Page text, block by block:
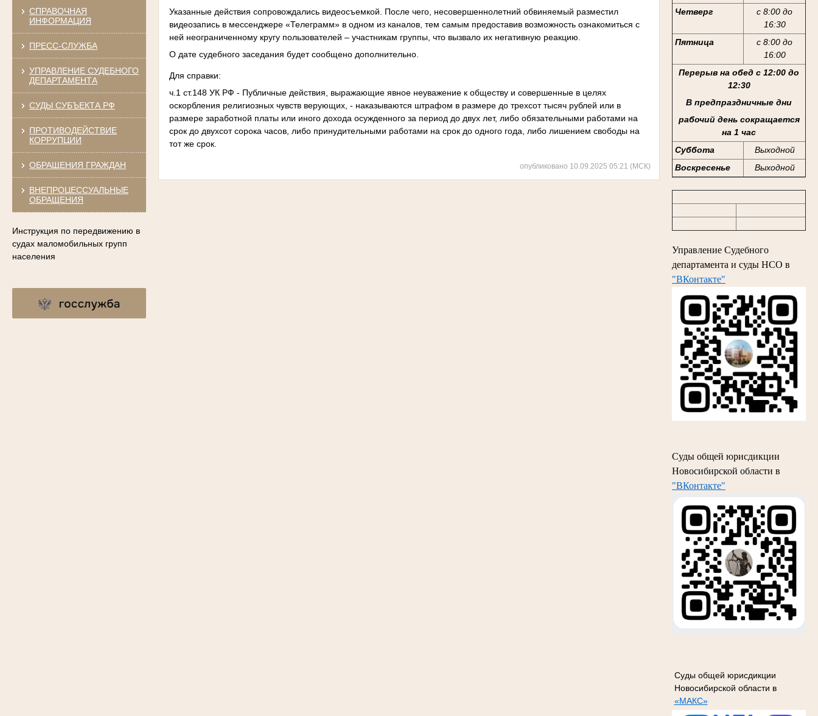
СПРАВОЧНАЯ
ИНФОРМАЦИЯ
ПРЕСС-СЛУЖБА
УПРАВЛЕНИЕ СУДЕБНОГО
ДЕПАРТАМЕНТА
СУДЫ СУБЪЕКТА РФ
ПРОТИВОДЕЙСТВИЕ
КОРРУПЦИИ
ОБРАЩЕНИЯ ГРАЖДАН
ВНЕПРОЦЕССУАЛЬНЫЕ
ОБРАЩЕНИЯ
Инструкция по передвижению в
судах маломобильных групп
населения
Четверг
с 8:00 до
16:30
Пятница
с 8:00 до
16:00
Перерыв на обед с 12:00 до
12:30
В предпраздничные дни
рабочий день сокращается
на 1 час
Суббота
Выходной
Воскресенье
Выходной
Управление Судебного
департамента и суды НСО в
"ВКонтакте"
Суды общей юрисдикции
Новосибирской области в
"ВКонтакте"
Суды общей юрисдикции
Новосибирской области в
«МАКС»
Указанные действия сопровождались видеосъемкой. После чего, несовершеннолетний обвиняемый разместил
видеозапись в мессенджере «Телеграмм» в одном из каналов, тем самым предоставив возможность ознакомиться с
ней неограниченному кругу пользователей – участникам группы, что вызвало их негативную реакцию.
О дате судебного заседания будет сообщено дополнительно.
Для справки:
ч.1 ст.148 УК РФ - Публичные действия, выражающие явное неуважение к обществу и совершенные в целях
оскорбления религиозных чувств верующих, - наказываются штрафом в размере до трехсот тысяч рублей или в
размере заработной платы или иного дохода осужденного за период до двух лет, либо обязательными работами на
срок до двухсот сорока часов, либо принудительными работами на срок до одного года, либо лишением свободы на
тот же срок.
опубликовано 10.09.2025 05:21 (МСК)